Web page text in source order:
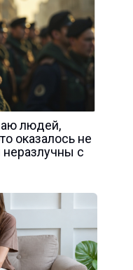
людей,
оказалось не
с